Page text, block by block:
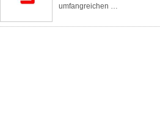
umfangreichen …